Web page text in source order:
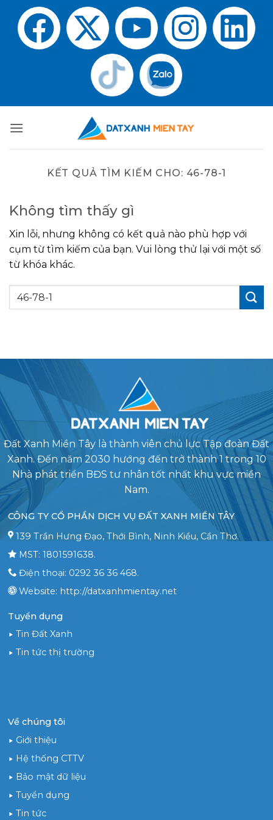
KẾT QUẢ TÌM KIẾM CHO: 46-78-1
Không tìm thấy gì
Xin lỗi, nhưng không có kết quả nào phù hợp với
cụm từ tìm kiếm của bạn. Vui lòng thử lại với một số
từ khóa khác.
Đất Xanh Miền Tây là thành viên chủ lực Tập đoàn Đất
Xanh. Đến năm 2030 hướng đến trở thành 1 trong 10
Nhà phát triển BĐS tư nhân tốt nhất khu vực miền
Nam.
CÔNG TY CỔ PHẦN DỊCH VỤ ĐẤT XANH MIỀN TÂY
139 Trần Hưng Đạo, Thới Bình, Ninh Kiều, Cần Thơ.
MST: 1801591638.
Điện thoại: 0292 36 36 468.
Website: http://datxanhmientay.net
Về chúng tôi
Giới thiệu
Hệ thống CTTV
Bảo mật dữ liệu
Tuyển dụng
Tin tức
Tuyển dụng
Tin Đất Xanh
Tin tức thị trường